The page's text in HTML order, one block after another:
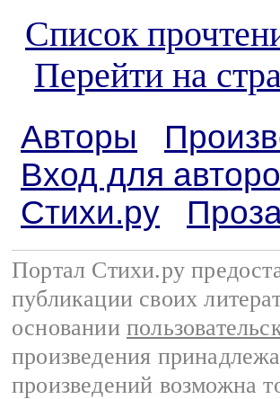
Список
Перейти на
Авторы
Вход для
Стихи.ру
Портал Стихи.ру
публикации своих
основании
произведения
произведений возможна